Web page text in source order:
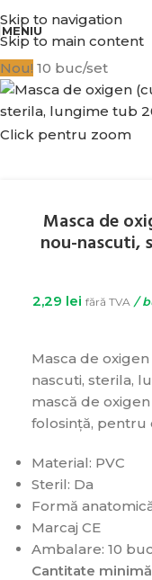
Skip to navigation
Skip to main content
MENIU
Nou! 10 buc/set
Click pentru zoom
Masca de
nou-nascuti,
2,29 lei fără TVA /
Masca de
nascuti, sterila,
mască de
folosință, pentru
Material: PVC
Steril: Da
Formă
Marcaj CE
Ambalare: 10
Cantitate